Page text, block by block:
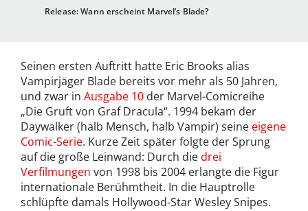
Release: Wann erscheint Marvel‘s Blade?
Seinen ersten Auftritt hatte Eric Brooks alias
Vampirjäger Blade bereits vor mehr als 50 Jahren,
und zwar in Ausgabe 10 der Marvel-Comicreihe
„Die Gruft von Graf Dracula“. 1994 bekam der
Daywalker (halb Mensch, halb Vampir) seine eigene
Comic-Serie. Kurze Zeit später folgte der Sprung
auf die große Leinwand: Durch diedrei
Verfilmungen von 1998 bis 2004 erlangte die Figur
internationale Berühmtheit. In die Hauptrolle
schlüpfte damals Hollywood-Star Wesley Snipes.